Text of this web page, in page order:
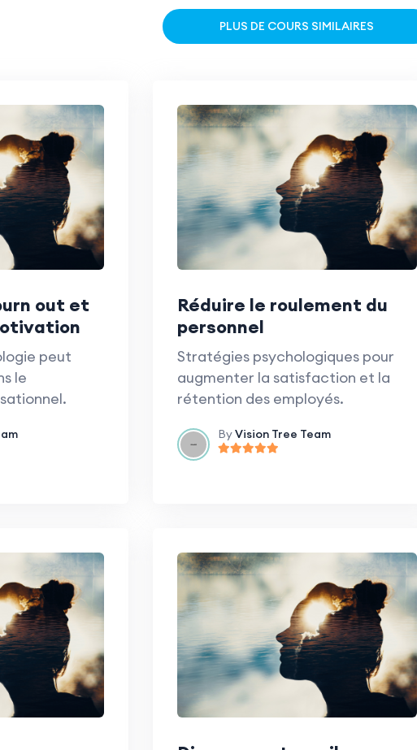
PLUS DE COURS SIMILAIRES
out et
peut
le
Réduire le roulement du
personnel
Stratégies psychologiques pour
augmenter la satisfaction et la
rétention des employés.
ByVision Tree Team